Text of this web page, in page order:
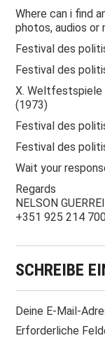
Where can i find
photos, audios or
Festival des
Festival des
X. Weltfestspiele
(1973)
Festival des
Festival des
Wait your
Regards
NELSON
+351 925 214
SCHREIBE
Deine E-Mail-
Erforderliche